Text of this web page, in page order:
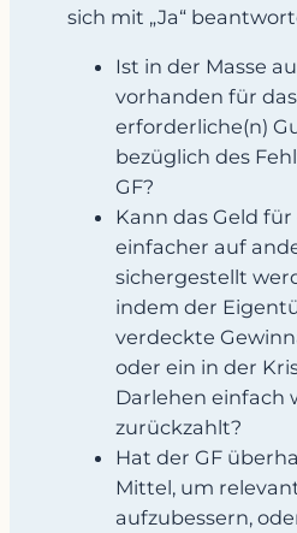
sich mit „Ja“
Ist in der Masse
vorhanden für
erforderliche(n)
bezüglich des
GF?
Kann das Geld
einfacher auf
sichergestellt
indem der
verdeckte
oder ein in der
Darlehen einfach
zurückzahlt?
Hat der GF
Mittel, um
aufzubessern,